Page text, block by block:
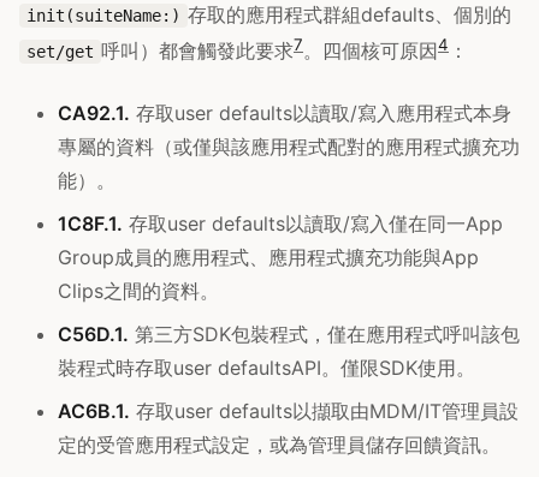
init(suiteName:) 存取的應用程式群組defaults、個別的
set/get 呼叫）都會觸發此要求7。四個核可原因4 ：
CA92.1. 存取user defaults以讀取/寫入應用程式本身
專屬的資料（或僅與該應用程式配對的應用程式擴充功
能）。
1C8F.1. 存取user defaults以讀取/寫入僅在同一App
Group成員的應用程式、應用程式擴充功能與App
Clips之間的資料。
C56D.1. 第三方SDK包裝程式，僅在應用程式呼叫該包
裝程式時存取user defaultsAPI。僅限SDK使用。
AC6B.1. 存取user defaults以擷取由MDM/IT管理員設
定的受管應用程式設定，或為管理員儲存回饋資訊。